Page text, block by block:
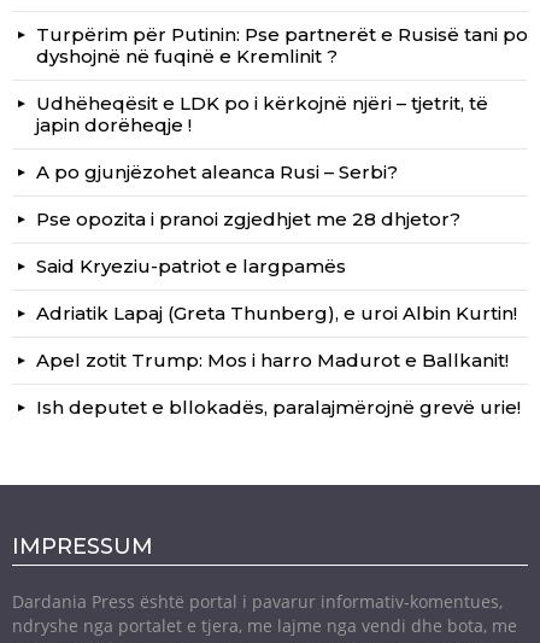
Turpërim për Putinin: Pse partnerët e Rusisë tani po
dyshojnë në fuqinë e Kremlinit ?
Udhëheqësit e LDK po i kërkojnë njëri – tjetrit, të
japin dorëheqje !
A po gjunjëzohet aleanca Rusi – Serbi?
Pse opozita i pranoi zgjedhjet me 28 dhjetor?
Said Kryeziu-patriot e largpamës
Adriatik Lapaj (Greta Thunberg), e uroi Albin Kurtin!
Apel zotit Trump: Mos i harro Madurot e Ballkanit!
Ish deputet e bllokadës, paralajmërojnë grevë urie!
IMPRESSUM
Dardania Press është portal i pavarur informativ-komentues,
ndryshe nga portalet e tjera, me lajme nga vendi dhe bota, me